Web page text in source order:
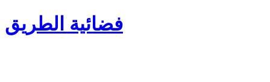
فضائية الطريق